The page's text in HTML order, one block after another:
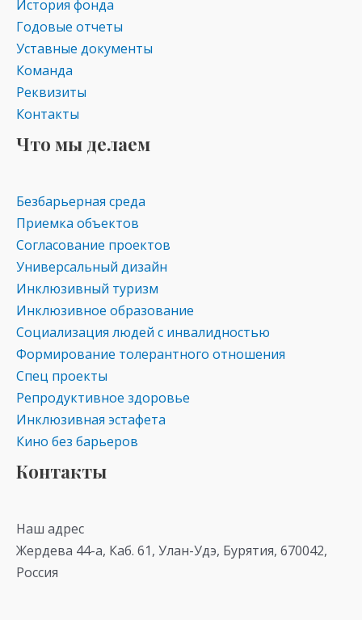
История фонда
Годовые отчеты
Уставные документы
Команда
Реквизиты
Контакты
Что мы делаем
Безбарьерная среда
Приемка объектов
Согласование проектов
Универсальный дизайн
Инклюзивный туризм
Инклюзивное образование
Социализация людей с инвалидностью
Формирование толерантного отношения
Спец проекты
Репродуктивное здоровье
Инклюзивная эстафета
Кино без барьеров
Контакты
Наш адрес
Жердева 44-а, Каб. 61, Улан-Удэ, Бурятия, 670042,
Россия